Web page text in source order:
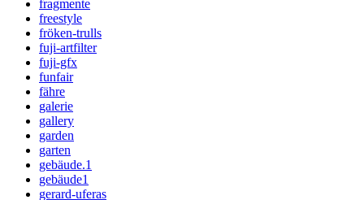
fragmente
freestyle
fröken-trulls
fuji-artfilter
fuji-gfx
funfair
fähre
galerie
gallery
garden
garten
gebäude.1
gebäude1
gerard-uferas